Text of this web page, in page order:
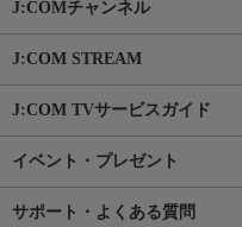
J:COMチャンネル
J:COM STREAM
J:COM TVサービスガイド
イベント・プレゼント
サポート・よくある質問